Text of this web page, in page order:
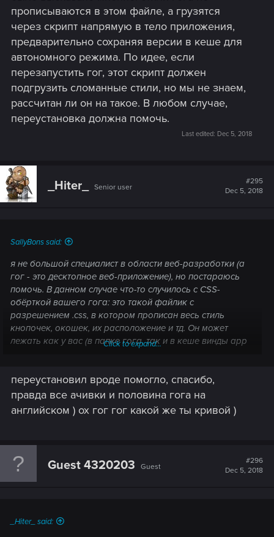
прописываются в этом файле, а грузятся
через скрипт напрямую в тело приложения,
предварительно сохраняя версии в кеше для
автономного режима. По идее, если
перезапустить гог, этот скрипт должен
подгрузить сломанные стили, но мы не знаем,
рассчитан ли он на такое. В любом случае,
переустановка должна помочь.
Last edited: Dec 5, 2018
_Hiter_ Senior user
#295
Dec 5, 2018
SallyBons said:
я не большой специалист в области веб-разработки (а
гог - это десктопное веб-приложение), но постараюсь
помочь. В данном случае что-то случилось с CSS-
обёрткой вашего гога: это такой файлик с
разрешением .css, в котором прописан весь стиль
кнопочек, окошек, их расположение и тд. Он может
лежать как у вас (в папке гога, так и в кеше винды app
можно переустановить гог с полной очисткой кеша; если
же файл хранится не у вас - то увы, но остаётся только
ждать, пока заметят и пофиксят.
P.S в веб-версии гога css-ный файл не видно, вечером
P.P.S. Вокруг меня собрался консилиум знающих людей
и надавал мне по шапке
стили гога не прописываются в этом файле, а грузятся
через скрипт напрямую в тело приложения,
этот скрипт должен подгрузить сломанные стили, но мы
Click to expand...
переустановил вроде помогло, спасибо,
правда все ачивки и половина гога на
английском ) ох гог гог какой же ты кривой )
Guest 4320203 Guest
#296
Dec 5, 2018
_Hiter_ said: